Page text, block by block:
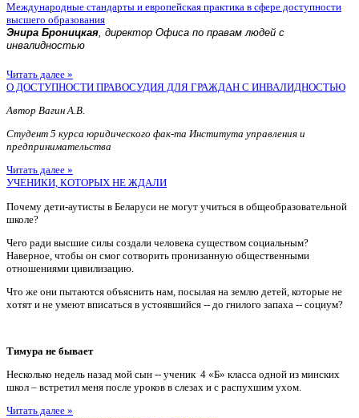
Международные стандарты и европейская практика в сфере доступности
высшего образования
Энира Броницкая, директор Офиса по правам людей с
инвалидностью
Читать далее »
О ДОСТУПНОСТИ ПРАВОСУДИЯ ДЛЯ ГРАЖДАН С ИНВАЛИДНОСТЬЮ
Автор Вагин А.В.
Студент 5 курса юридического фак-та Института управления и
предпринимательства
Читать далее »
УЧЕНИКИ, КОТОРЫХ НЕ ЖДАЛИ
Почему дети-аутисты в Беларуси не могут учиться в общеобразовательной
школе?
Чего ради высшие силы создали человека существом социальным?
Наверное, чтобы он смог сотворить пронизанную общественными
отношениями цивилизацию.
Что же они пытаются объяснить нам, посылая на землю детей, которые не
хотят и не умеют вписаться в устоявшийся -- до гнилого запаха -- социум?
Тимура не бывает
Несколько недель назад мой сын -- ученик 4 «Б» класса одной из минских
школ – встретил меня после уроков в слезах и с распухшим ухом.
Читать далее »